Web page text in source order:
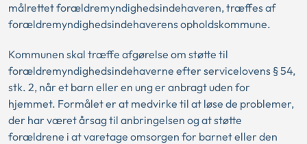
målrettet forældremyndighedsindehaveren, træffes af
forældremyndighedsindehaverens opholdskommune.
Kommunen skal træffe afgørelse om støtte til
forældremyndighedsindehaverne efter servicelovens § 54,
stk. 2, når et barn eller en ung er anbragt uden for
hjemmet. Formålet er at medvirke til at løse de problemer,
der har været årsag til anbringelsen og at støtte
forældrene i at varetage omsorgen for barnet eller den